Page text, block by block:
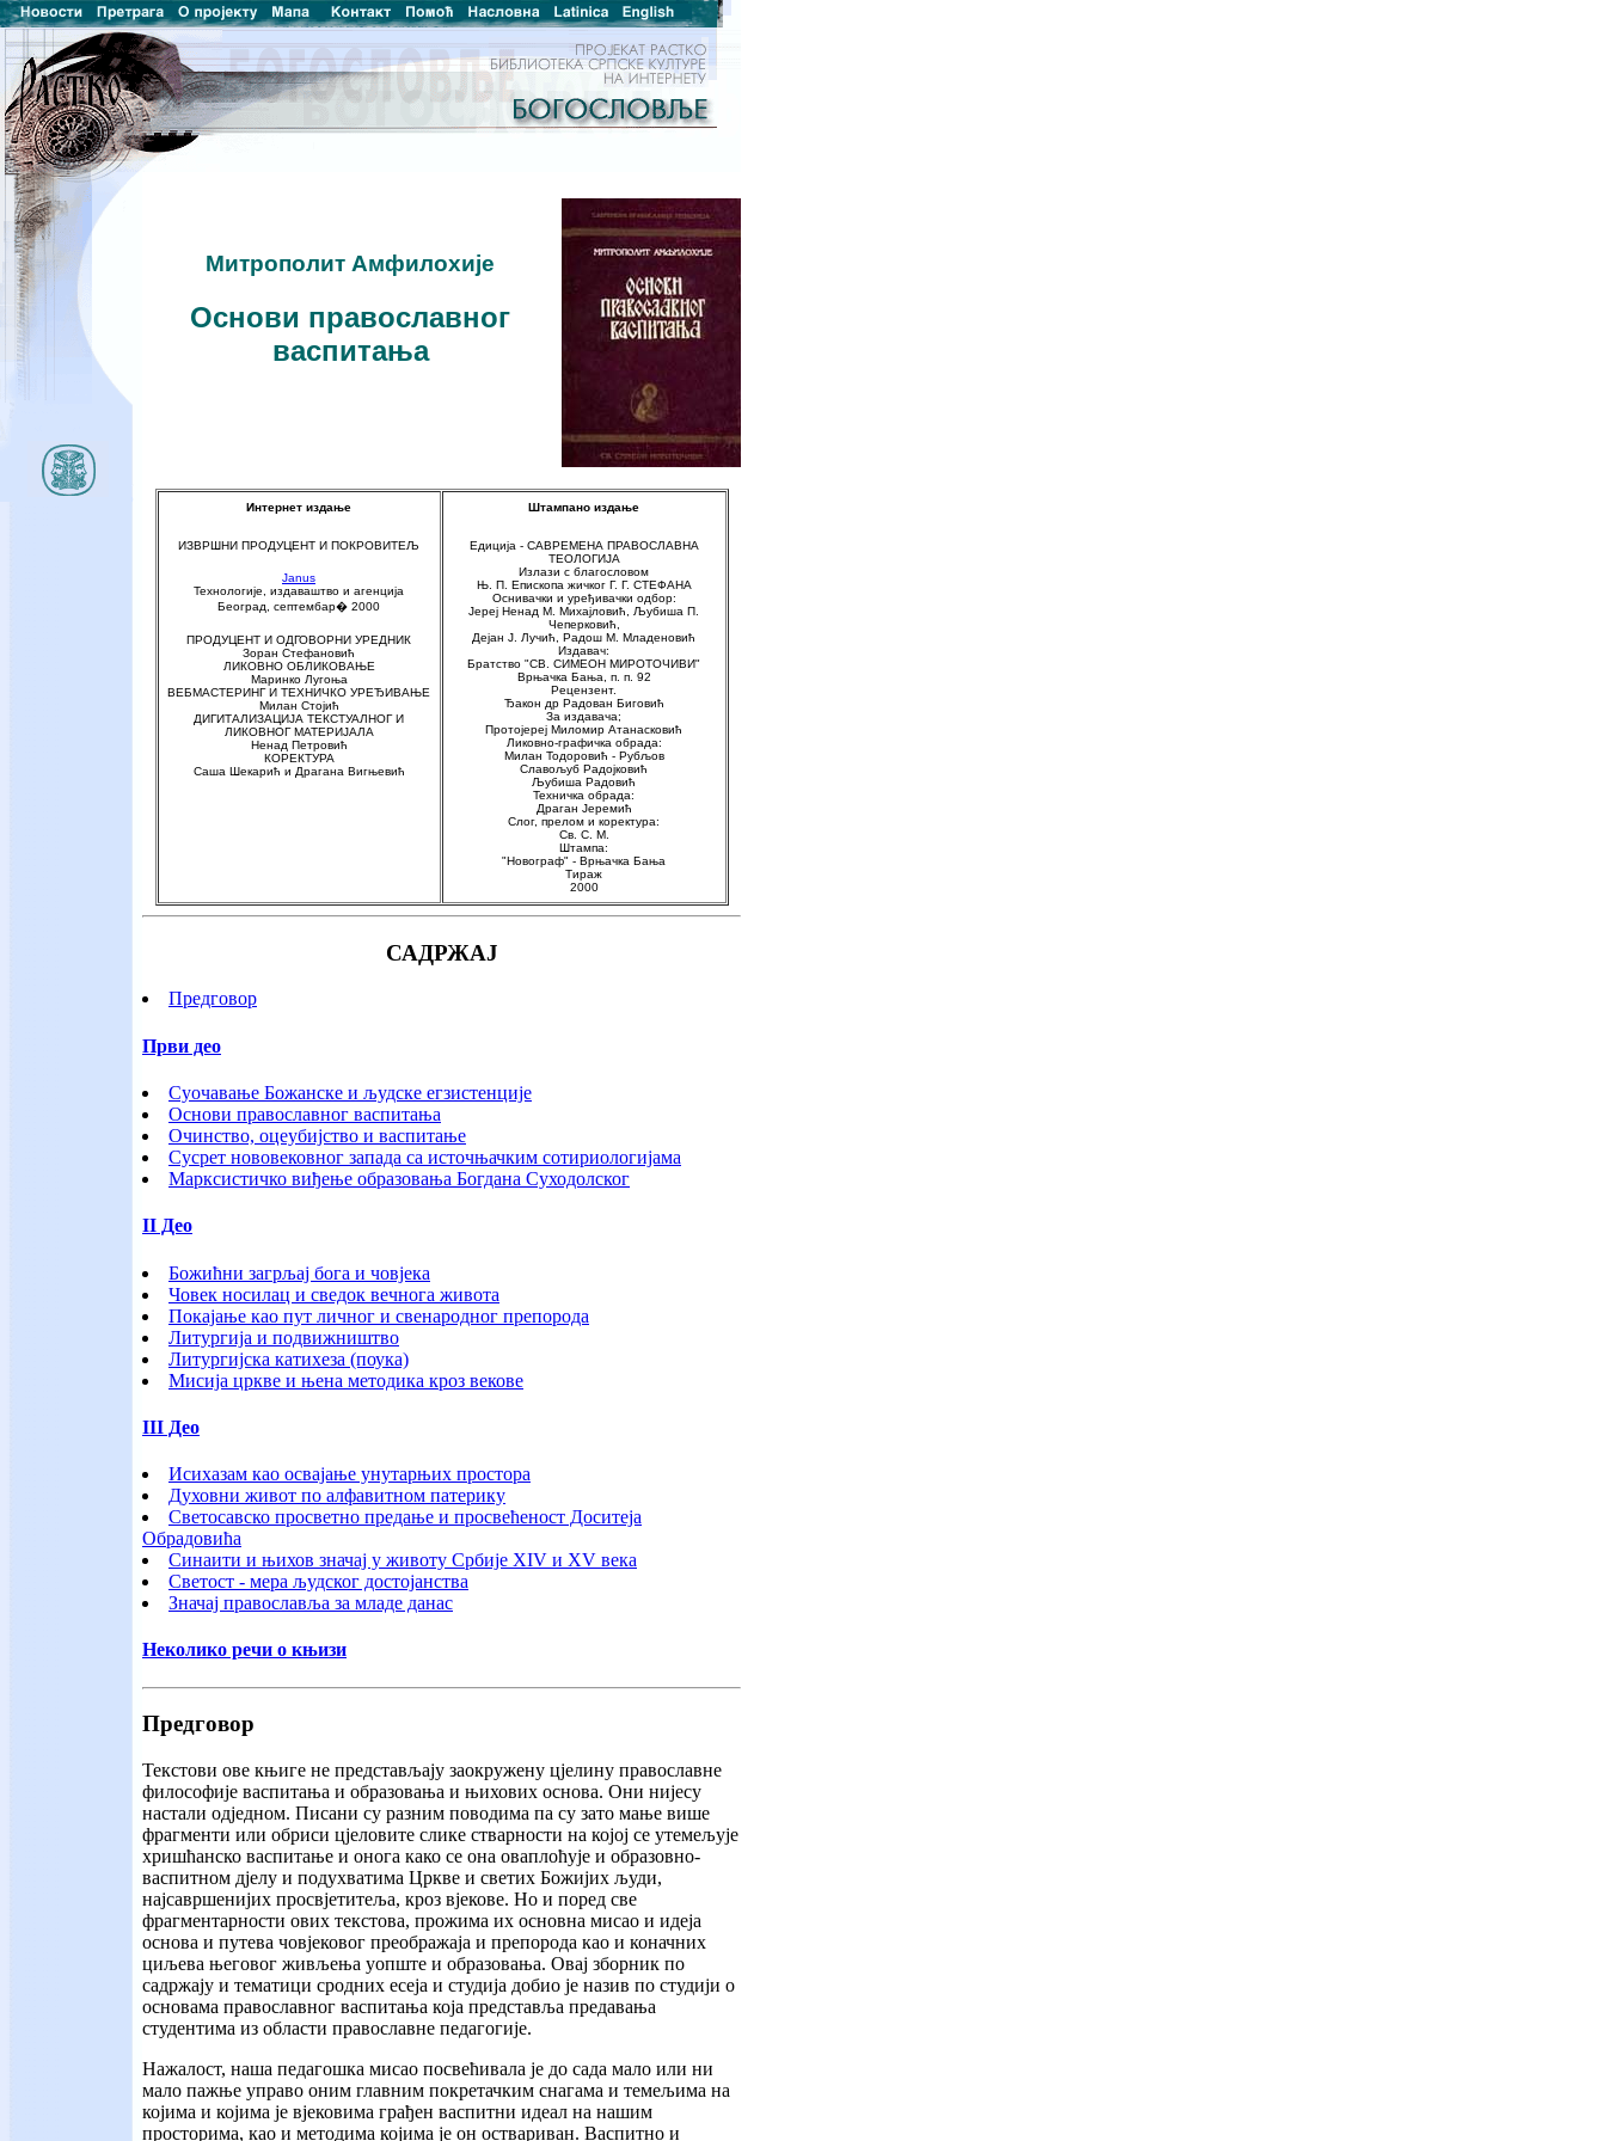
Митрополит Амфилохије
Основи православног
васпитања
Интернет издање
ИЗВРШНИ ПРОДУЦЕНТ И ПОКРОВИТЕЉ
Janus
Технологије, издаваштво и агенција
Београд, септембар� 2000
ПРОДУЦЕНТ И ОДГОВОРНИ УРЕДНИК
Зоран Стефановић
ЛИКОВНО ОБЛИКОВАЊЕ
Маринко Лугоња
ВЕБМАСТЕРИНГ И ТЕХНИЧКО УРЕЂИВАЊЕ
Милан Стојић
ДИГИТАЛИЗАЦИЈА ТЕКСТУАЛНОГ И
ЛИКОВНОГ МАТЕРИЈАЛА
Ненад Петровић
КОРЕКТУРА
Саша Шекарић и Драгана Вигњевић
Штампано издање
Едиција - САВРЕМЕНА ПРАВОСЛАВНА
ТЕОЛОГИЈА
Излази с благословом
Њ. П. Епископа жичког Г. Г. СТЕФАНА
Оснивачки и уређивачки одбор:
Јереј Ненад М. Михајловић, Љубиша П.
Чеперковић,
Дејан Ј. Лучић, Радош М. Младеновић
Издавач:
Братство "СВ. СИМЕОН МИРОТОЧИВИ"
Врњачка Бања, п. п. 92
Рецензент.
Ђакон др Радован Биговић
За издавача;
Протојереј Миломир Атанасковић
Ликовно-графичка обрада:
Милан Тодоровић - Рубљов
Славољуб Радојковић
Љубиша Радовић
Техничка обрада:
Драган Јеремић
Слог, прелом и коректура:
Св. С. М.
Штампа:
"Новограф" - Врњачка Бања
Тираж
2000
САДРЖАЈ
Предговор
Први део
Суочавање Божанске и људске егзистенције
Основи православног васпитања
Очинство, оцеубијство и васпитање
Сусрет нововековног запада са источњачким сотириологијама
Марксистичко виђење образовања Богдана Суходолског
II Део
Божићни загрљај бога и човјека
Човек носилац и сведок вечнога живота
Покајање као пут личног и свенародног препорода
Литургија и подвижништво
Литургијска катихеза (поука)
Мисија цркве и њена методика кроз векове
III Део
Исихазам као освајање унутарњих простора
Духовни живот по алфавитном патерику
Светосавско просветно предање и просвећеност Доситеја
Обрадовића
Синаити и њихов значај у животу Србије XIV и XV века
Светост - мера људског достојанства
Значај православља за младе данас
Неколико речи о књизи
Предговор
Текстови ове књиге не представљају заокружену цјелину православне
философије васпитања и образовања и њихових основа. Они нијесу
настали одједном. Писани су разним поводима па су зато мање више
фрагменти или обриси цјеловите слике стварности на којој се утемељује
хришћанско васпитање и онога како се она оваплоћује и образовно-
васпитном дјелу и подухватима Цркве и светих Божијих људи,
најсавршенијих просвјетитеља, кроз вјекове. Но и поред све
фрагментарности ових текстова, прожима их основна мисао и идеја
основа и путева човјековог преображаја и препорода као и коначних
циљева његовог живљења уопште и образовања. Овај зборник по
садржају и тематици сродних есеја и студија добио је назив по студији о
основама православног васпитања која представља предавања
студентима из области православне педагогије.
Нажалост, наша педагошка мисао посвећивала је до сада мало или ни
мало пажње управо оним главним покретачким снагама и темељима на
којима и којима је вјековима грађен васпитни идеал на нашим
просторима, као и методима којима је он оствариван. Васпитно и